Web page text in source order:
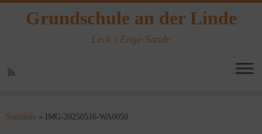
Inhalt
Grundschule an der Linde
Leck | Enge-Sande
Startseite » IMG-20250516-WA0050